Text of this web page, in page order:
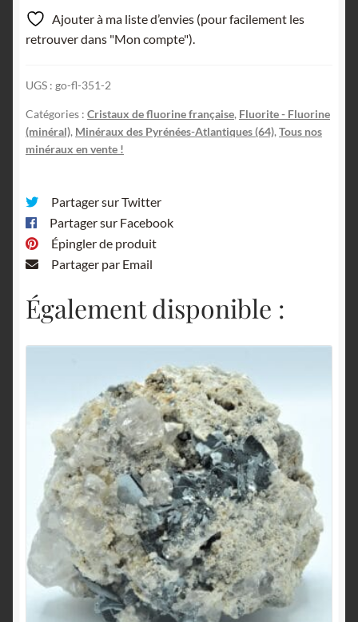
(Fluorine),
Arbouet,
Pyrénées-
Ajouter à ma liste d’envies (pour facilement les
retrouver dans "Mon compte").
UGS : go-fl-351-2
Catégories : Cristaux de fluorine française, Fluorite - Fluorine
(minéral), Minéraux des Pyrénées-Atlantiques (64),Tous nos
minéraux en vente !
Partager sur Twitter
Partager sur Facebook
Épingler de produit
Partager par Email
Également disponible :